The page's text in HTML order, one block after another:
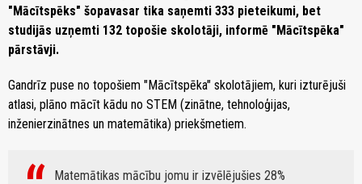
"Mācītspēks" šopavasar tika saņemti 333 pieteikumi, bet
studijās uzņemti 132 topošie skolotāji, informē "Mācītspēka"
pārstāvji.
Gandrīz puse no topošiem "Mācītspēka" skolotājiem, kuri izturējuši
atlasi, plāno mācīt kādu no STEM (zinātne, tehnoloģijas,
inženierzinātnes un matemātika) priekšmetiem.
Matemātikas mācību jomu ir izvēlējušies 28%